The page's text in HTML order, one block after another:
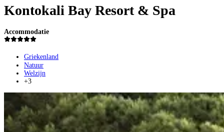
Kontokali Bay Resort & Spa
Accommodatie
Griekenland
Natuur
Welzijn
+3